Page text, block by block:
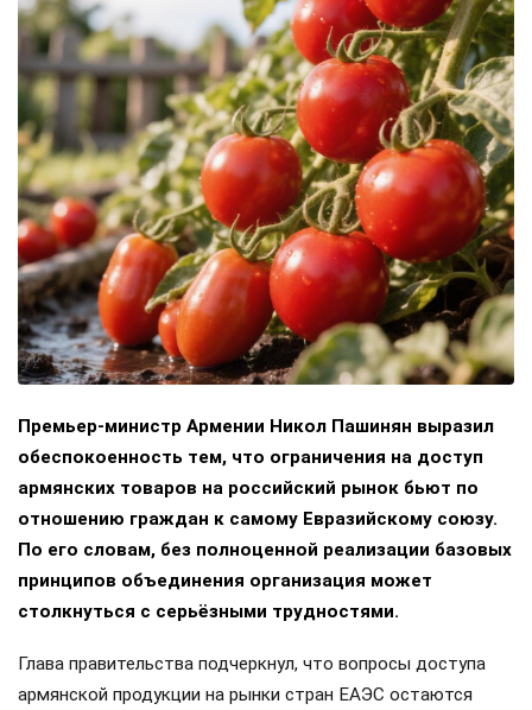
Премьер-министр Армении Никол Пашинян выразил
обеспокоенность тем, что ограничения на доступ
армянских товаров на российский рынок бьют по
отношению граждан к самому Евразийскому союзу.
По его словам, без полноценной реализации базовых
принципов объединения организация может
столкнуться с серьёзными трудностями.
Глава правительства подчеркнул, что вопросы доступа
армянской продукции на рынки стран ЕАЭС остаются